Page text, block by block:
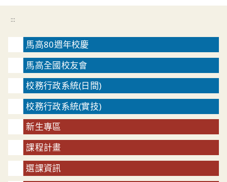
:::
馬高80週年校慶
馬高全國校友會
校務行政系統(日間)
校務行政系統(實技)
新生專區
課程計畫
選課資訊